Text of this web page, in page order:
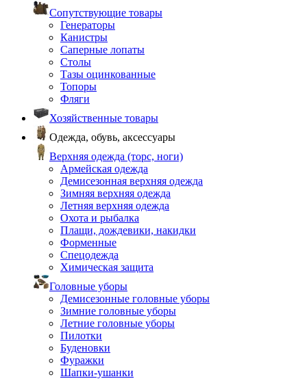
Сопутствующие товары
Генераторы
Канистры
Саперные лопаты
Столы
Тазы оцинкованные
Топоры
Фляги
Хозяйственные товары
Одежда, обувь, аксессуары
Верхняя одежда (торс, ноги)
Армейская одежда
Демисезонная верхняя одежда
Зимняя верхняя одежда
Летняя верхняя одежда
Охота и рыбалка
Плащи, дождевики, накидки
Форменные
Спецодежда
Химическая защита
Головные уборы
Демисезонные головные уборы
Зимние головные уборы
Летние головные уборы
Пилотки
Буденовки
Фуражки
Шапки-ушанки